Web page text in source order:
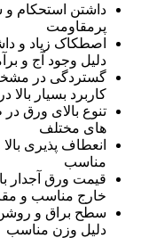
داشتن استحکام و
پرمقاومت
اصطکاک زیاد و
دلیل وجود آج و
گستردگی در
کاربرد بسیار
تنوع بالای ورق
های مختلف
انعطاف پذیری
مناسب
قیمت ورق آجدار
خارج مناسب و
سطح براق و روشن
دلیل وزن مناسب